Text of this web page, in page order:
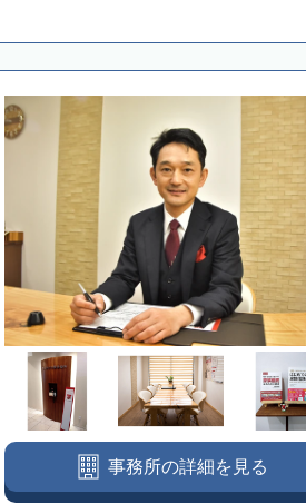
事務所の詳細を見る